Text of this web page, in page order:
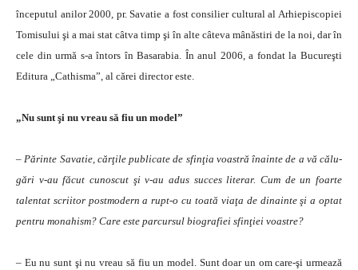
începutul anilor 2000, pr. Savatie a fost consilier cultural al Arhiepiscopiei
Tomisului şi a mai stat câtva timp şi în alte câteva mânăstiri de la noi, dar în
cele din urmă s-a în­tors în Basarabia. În anul 2006, a fon­dat la Bucureşti
Editura „Cathisma”, al cărei director este.
„Nu sunt şi nu vreau să fiu un model”
– Părinte Savatie, cărţile publi­cate de sfinţia voastră înainte de a vă călu­
gări v-au făcut cunoscut şi v-au adus suc­ces literar. Cum de un foarte
talen­tat scriitor postmodern a rupt-o cu toată viaţa de dinainte şi a optat
pentru monahism? Care este par­cursul biografiei sfinţiei voastre?
– Eu nu sunt şi nu vreau să fiu un model. Sunt doar un om care-şi urmează